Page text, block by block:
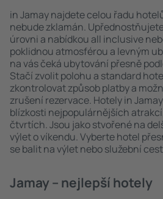
in Jamay najdete celou řadu
nebude zklamán.
úrovni a nabídkou all inclusive
poklidnou atmosférou a levným
na vás čeká ubytování přesně
Stačí zvolit polohu a standard
zkontrolovat způsob platby a
zrušení rezervace. Hotely in
blízkosti nejpopulárnějších
čtvrtích. Jsou jako stvořené na
výlet o víkendu. Vyberte hotel
se balit na výlet nebo služební
Jamay – nejlepší hotely